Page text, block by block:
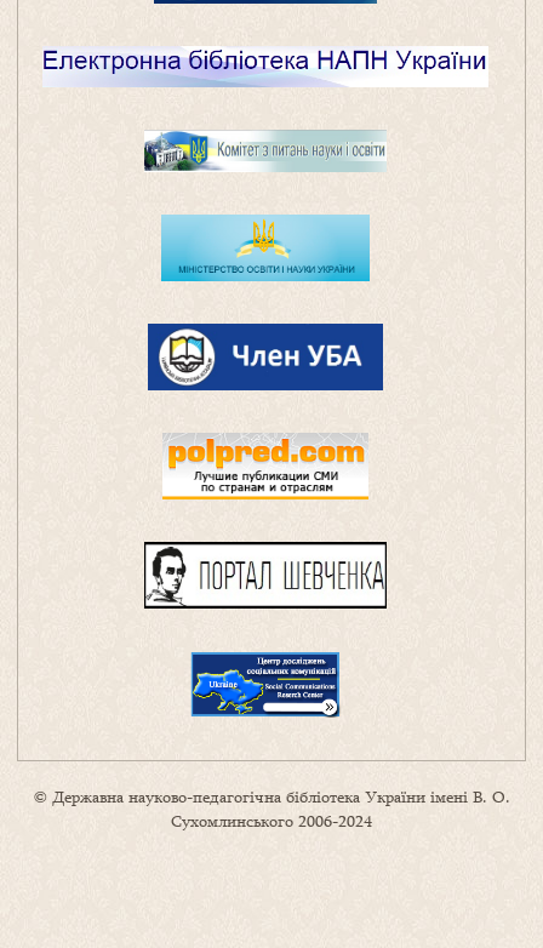
© Державна науково-педагогічна бібліотека України імені В. О.
Сухомлинського 2006-2024